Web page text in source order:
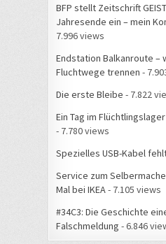
BFP stellt Zeitschrift
Jahresende ein – mein
7.996 views
Endstation Balkanroute –
Fluchtwege trennen -
Die erste Bleibe - 7.822
Ein Tag im
- 7.780 views
Spezielles USB-Kabel
Service zum
Mal bei IKEA - 7.105 views
#34C3: Die Geschichte
Falschmeldung - 6.846